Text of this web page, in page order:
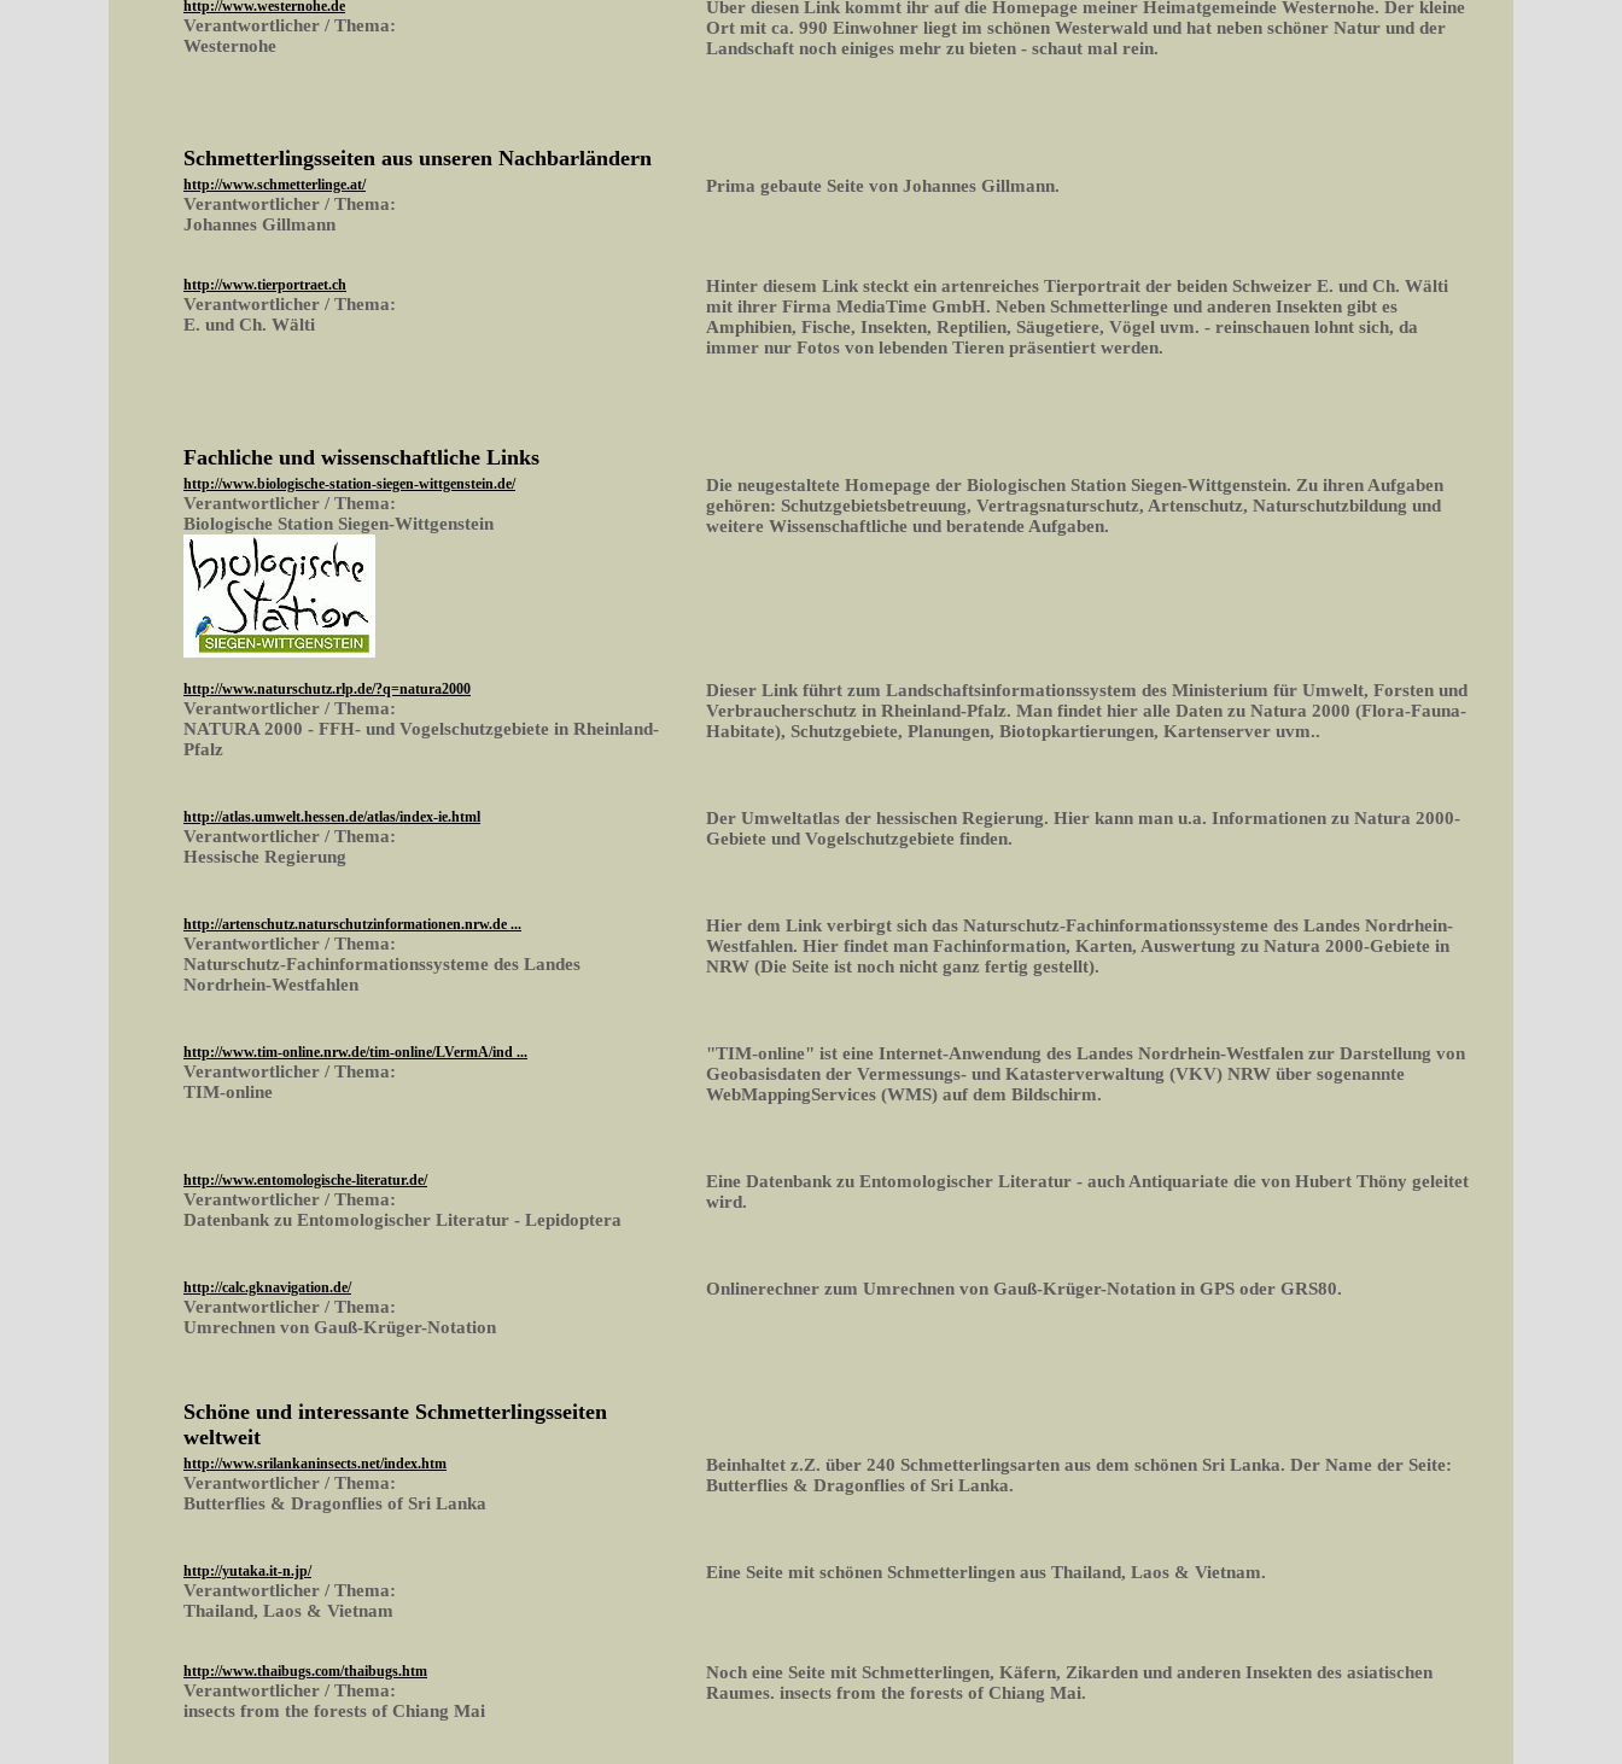
http://www.westernohe.de
Verantwortlicher / Thema:
Westernohe
Über diesen Link kommt ihr auf die Homepage meiner Heimatgemeinde Westernohe. Der kleine
Ort mit ca. 990 Einwohner liegt im schönen Westerwald und hat neben schöner Natur und der
Landschaft noch einiges mehr zu bieten - schaut mal rein.
Schmetterlingsseiten aus unseren Nachbarländern
http://www.schmetterlinge.at/
Verantwortlicher / Thema:
Johannes Gillmann
Prima gebaute Seite von Johannes Gillmann.
http://www.tierportraet.ch
Verantwortlicher / Thema:
E. und Ch. Wälti
Hinter diesem Link steckt ein artenreiches Tierportrait der beiden Schweizer E. und Ch. Wälti
mit ihrer Firma MediaTime GmbH. Neben Schmetterlinge und anderen Insekten gibt es
Amphibien, Fische, Insekten, Reptilien, Säugetiere, Vögel uvm. - reinschauen lohnt sich, da
immer nur Fotos von lebenden Tieren präsentiert werden.
Fachliche und wissenschaftliche Links
http://www.biologische-station-siegen-wittgenstein.de/
Verantwortlicher / Thema:
Biologische Station Siegen-Wittgenstein
Die neugestaltete Homepage der Biologischen Station Siegen-Wittgenstein. Zu ihren Aufgaben
gehören: Schutzgebietsbetreuung, Vertragsnaturschutz, Artenschutz, Naturschutzbildung und
weitere Wissenschaftliche und beratende Aufgaben.
http://www.naturschutz.rlp.de/?q=natura2000
Verantwortlicher / Thema:
NATURA 2000 - FFH- und Vogelschutzgebiete in Rheinland-
Pfalz
Dieser Link führt zum Landschaftsinformationssystem des Ministerium für Umwelt, Forsten und
Verbraucherschutz in Rheinland-Pfalz. Man findet hier alle Daten zu Natura 2000 (Flora-Fauna-
Habitate), Schutzgebiete, Planungen, Biotopkartierungen, Kartenserver uvm..
http://atlas.umwelt.hessen.de/atlas/index-ie.html
Verantwortlicher / Thema:
Hessische Regierung
Der Umweltatlas der hessischen Regierung. Hier kann man u.a. Informationen zu Natura 2000-
Gebiete und Vogelschutzgebiete finden.
http://artenschutz.naturschutzinformationen.nrw.de ...
Verantwortlicher / Thema:
Naturschutz-Fachinformationssysteme des Landes
Nordrhein-Westfahlen
Hier dem Link verbirgt sich das Naturschutz-Fachinformationssysteme des Landes Nordrhein-
Westfahlen. Hier findet man Fachinformation, Karten, Auswertung zu Natura 2000-Gebiete in
NRW (Die Seite ist noch nicht ganz fertig gestellt).
http://www.tim-online.nrw.de/tim-online/LVermA/ind ...
Verantwortlicher / Thema:
TIM-online
"TIM-online" ist eine Internet-Anwendung des Landes Nordrhein-Westfalen zur Darstellung von
Geobasisdaten der Vermessungs- und Katasterverwaltung (VKV) NRW über sogenannte
WebMappingServices (WMS) auf dem Bildschirm.
http://www.entomologische-literatur.de/
Verantwortlicher / Thema:
Datenbank zu Entomologischer Literatur - Lepidoptera
Eine Datenbank zu Entomologischer Literatur - auch Antiquariate die von Hubert Thöny geleitet
wird.
http://calc.gknavigation.de/
Verantwortlicher / Thema:
Umrechnen von Gauß-Krüger-Notation
Onlinerechner zum Umrechnen von Gauß-Krüger-Notation in GPS oder GRS80.
Schöne und interessante Schmetterlingsseiten
weltweit
http://www.srilankaninsects.net/index.htm
Verantwortlicher / Thema:
Butterflies & Dragonflies of Sri Lanka
Beinhaltet z.Z. über 240 Schmetterlingsarten aus dem schönen Sri Lanka. Der Name der Seite:
Butterflies & Dragonflies of Sri Lanka.
http://yutaka.it-n.jp/
Verantwortlicher / Thema:
Thailand, Laos & Vietnam
Eine Seite mit schönen Schmetterlingen aus Thailand, Laos & Vietnam.
http://www.thaibugs.com/thaibugs.htm
Verantwortlicher / Thema:
insects from the forests of Chiang Mai
Noch eine Seite mit Schmetterlingen, Käfern, Zikarden und anderen Insekten des asiatischen
Raumes. insects from the forests of Chiang Mai.